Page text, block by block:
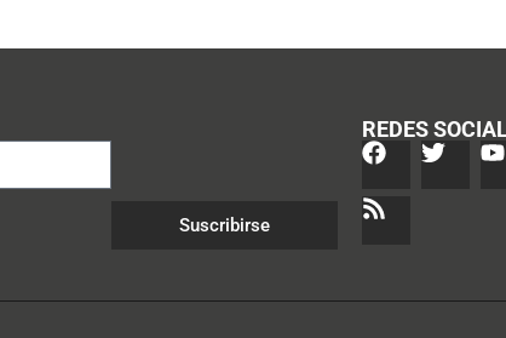
Suscribirse
REDES